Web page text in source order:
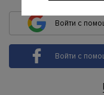
Войти с
Войти с